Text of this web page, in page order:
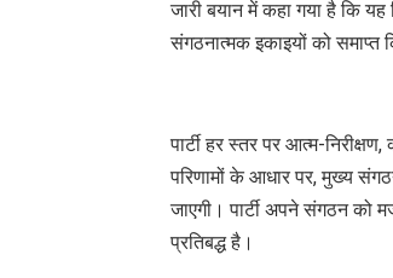
जारी बयान में कहा गया है कि यह
संगठनात्मक इकाइयों को समाप्त
पार्टी हर स्तर पर आत्म-
परिणामों के आधार पर, मुख्य
जाएगी। पार्टी अपने संगठन को
प्रतिबद्ध है।